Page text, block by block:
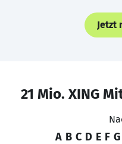
Jetzt
21 Mio. XING
A B C D E F G